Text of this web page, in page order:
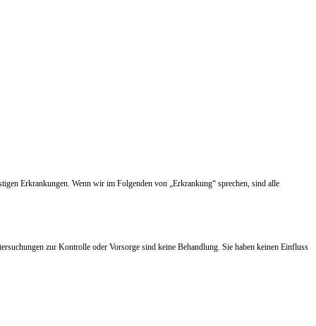
Erkrankungen. Wenn wir im Folgenden von „Erkrankung“ sprechen, sind alle
zur Kontrolle oder Vorsorge sind keine Behandlung. Sie haben keinen Einfluss